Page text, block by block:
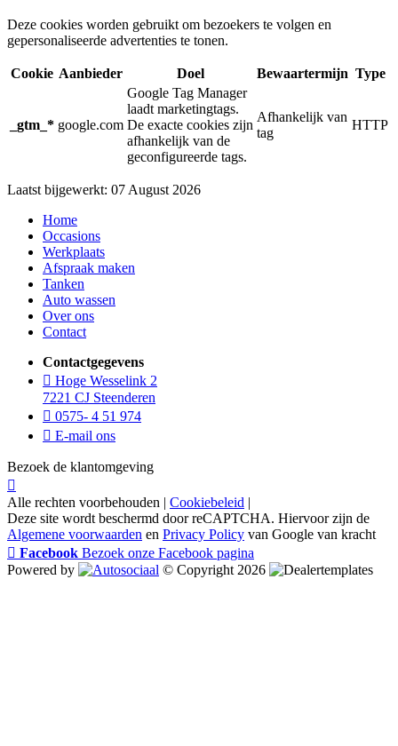
Deze cookies worden gebruikt om bezoekers te volgen en
gepersonaliseerde advertenties te tonen.
Cookie Aanbieder Doel Bewaartermijn Type
_gtm_* google.com
Google Tag Manager
laadt marketingtags.
De exacte cookies zijn
afhankelijk van de
geconfigureerde tags.
Afhankelijk van
tag
HTTP
Laatst bijgewerkt: 07 August 2026
Home
Occasions
Werkplaats
Afspraak maken
Tanken
Auto wassen
Over ons
Contact
Contactgegevens
Hoge Wesselink 2
7221 CJ Steenderen
0575- 4 51 974
E-mail ons
Bezoek de klantomgeving
Alle rechten voorbehouden | Cookiebeleid |
Deze site wordt beschermd door reCAPTCHA. Hiervoor zijn de
Algemene voorwaarden en Privacy Policy van Google van kracht
Facebook Bezoek onze Facebook pagina
Powered by
© Copyright 2026